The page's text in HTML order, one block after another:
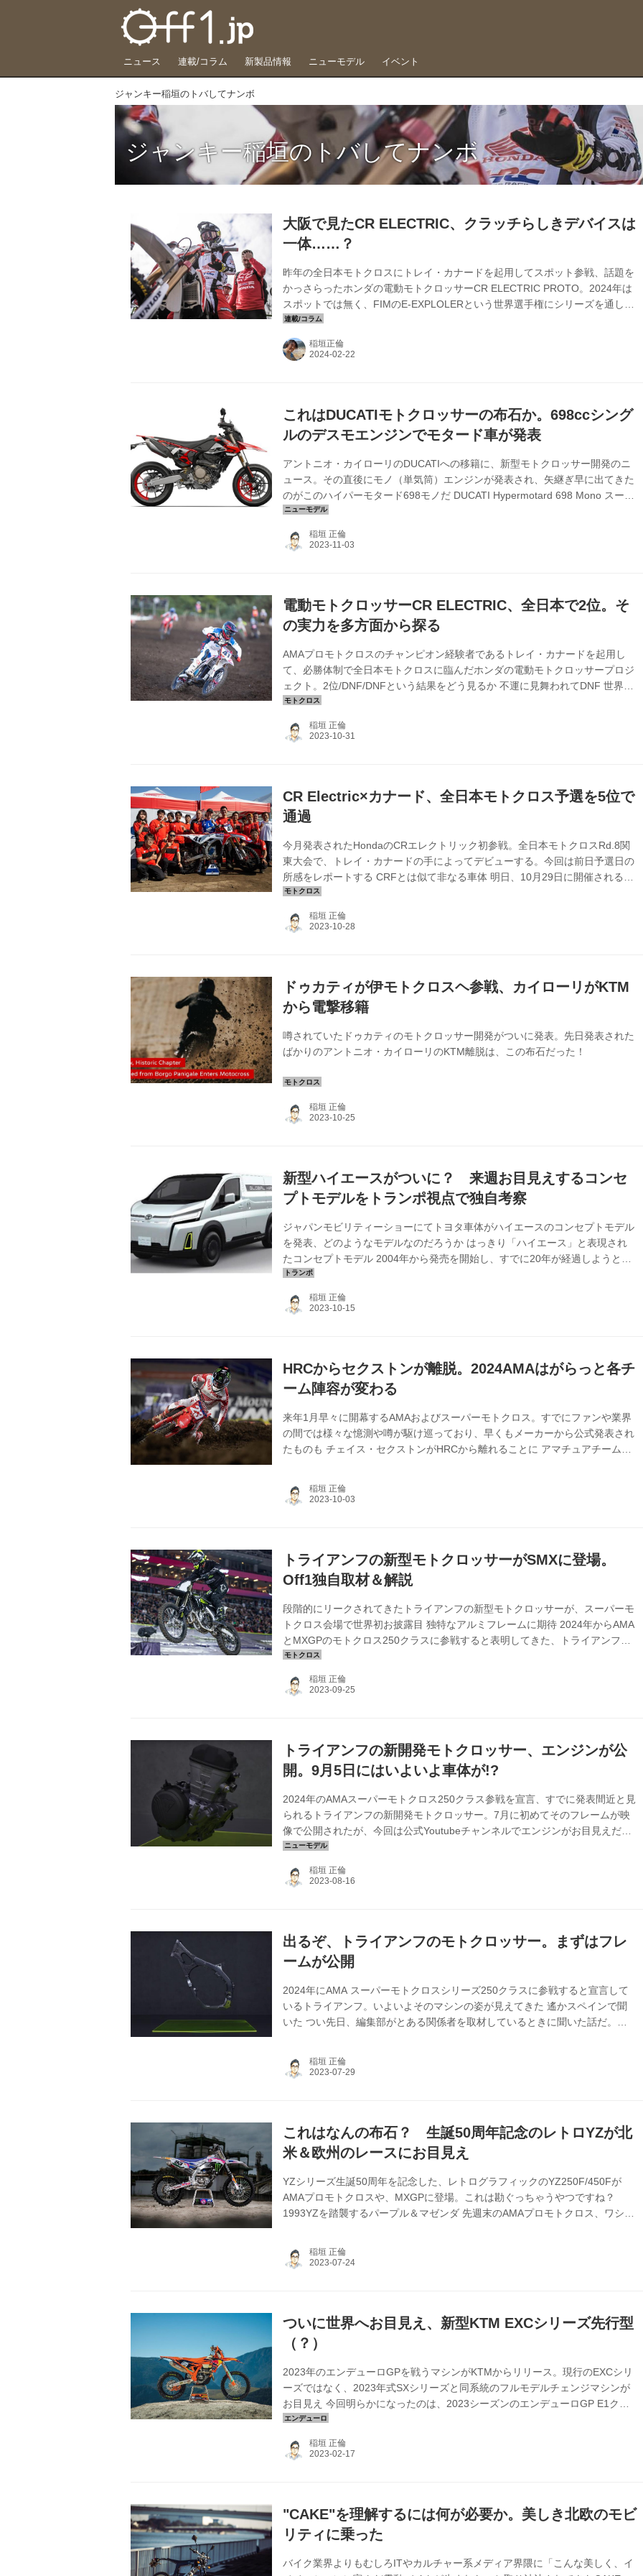
ニュース 連載/コラム 新製品情報 ニューモデル イベント
ジャンキー稲垣のトバしてナンボ
ジャンキー稲垣のトバしてナンボ
大阪で見たCR ELECTRIC、クラッチらしきデバイスは
一体……？
昨年の全日本モトクロスにトレイ・カナードを起用してスポット参戦、話題を
かっさらったホンダの電動モトクロッサーCR ELECTRIC PROTO。2024年は
スポットでは無く、FIMのE-EXPLOLERという世界選手権にシリーズを通して
挑戦し、開発を進めるという 進化を続けるCR Electric Proto、今回の目玉はク
ラッチだ テストトラックでの試走を終えて、実際の競技でのテスト段階へ入
ったCR Electric Proto。昨年の全日本モトクロス選手権第8戦にトレイ・カナ
稲垣正倫
これはDUCATIモトクロッサーの布石か。698ccシング
ルのデスモエンジンでモタード車が発表
アントニオ・カイローリのDUCATIへの移籍に、新型モトクロッサー開発のニ
ュース。その直後にモノ（単気筒）エンジンが発表され、矢継ぎ早に出てきた
のがこのハイパーモタード698モノだ DUCATI Hypermotard 698 Mono スーパ
ーモノの登場 ドゥカティから爽快なPVとともに単気筒のハイパーモタードの
イン スーパークアドロ・エンジンを1シリンダーに仕立て直したようなスーパ
稲垣 正倫
電動モトクロッサーCR ELECTRIC、全日本で2位。そ
の実力を多方面から探る
AMAプロモトクロスのチャンピオン経験者であるトレイ・カナードを起用し
て、必勝体制で全日本モトクロスに臨んだホンダの電動モトクロッサープロジ
ェクト。2位/DNF/DNFという結果をどう見るか 不運に見舞われてDNF 世界的
にも初めての試みであった電動モトクロッサーCR ELECTRICの公式戦デビュ
れほど短期間でCR ELECTRIC PROTOを競技用に準備してくれた開発チーム
稲垣 正倫
CR Electric×カナード、全日本モトクロス予選を5位で
通過
今月発表されたHondaのCRエレクトリック初参戦。全日本モトクロスRd.8関
東大会で、トレイ・カナードの手によってデビューする。今回は前日予選日の
所感をレポートする CRFとは似て非なる車体 明日、10月29日に開催される全
日本モトクロスRd.8関東大会にて、電動モトクロッサーのHonda CRエレクト
は最高峰のIA1だ。この布陣、技術をお披露目するというよりは、電動という
稲垣 正倫
ドゥカティが伊モトクロスヘ参戦、カイローリがKTM
から電撃移籍
噂されていたドゥカティのモトクロッサー開発がついに発表。先日発表された
ばかりのアントニオ・カイローリのKTM離脱は、この布石だった！
稲垣 正倫
新型ハイエースがついに？ 来週お目見えするコンセ
プトモデルをトランポ視点で独自考察
ジャパンモビリティーショーにてトヨタ車体がハイエースのコンセプトモデル
を発表、どのようなモデルなのだろうか はっきり「ハイエース」と表現され
たコンセプトモデル 2004年から発売を開始し、すでに20年が経過しようとし
ているハイエース200系。その後継モデルは何度も噂にのぼり、近年ではアジ
販売される次第となっている。 10月26日から開催されるジャパンモビリティ
稲垣 正倫
HRCからセクストンが離脱。2024AMAはがらっと各チ
ーム陣容が変わる
来年1月早々に開幕するAMAおよびスーパーモトクロス。すでにファンや業界
の間では様々な憶測や噂が駆け巡っており、早くもメーカーから公式発表され
たものも チェイス・セクストンがHRCから離れることに アマチュアチームの
Chase Sexton(@chasesexton)がシェアした投稿 シリーズを通して一度も1位
稲垣 正倫
トライアンフの新型モトクロッサーがSMXに登場。
Off1独自取材＆解説
段階的にリークされてきたトライアンフの新型モトクロッサーが、スーパーモ
トクロス会場で世界初お披露目 独特なアルミフレームに期待 2024年からAMA
とMXGPのモトクロス250クラスに参戦すると表明してきた、トライアンフ。
市販車のみ参戦が許されるAMAに出るからには、今年中の発売が必須になるだ
る……と様々な憶測を呼んでいる新型モトクロッサー。 出るぞ、トライアン
稲垣 正倫
トライアンフの新開発モトクロッサー、エンジンが公
開。9月5日にはいよいよ車体が!?
2024年のAMAスーパーモトクロス250クラス参戦を宣言、すでに発表間近と見
られるトライアンフの新開発モトクロッサー。7月に初めてそのフレームが映
像で公開されたが、今回は公式Youtubeチャンネルでエンジンがお目見えだ。
早速Off1独自の考察を交えてみたい
稲垣 正倫
出るぞ、トライアンフのモトクロッサー。まずはフレ
ームが公開
2024年にAMA スーパーモトクロスシリーズ250クラスに参戦すると宣言して
いるトライアンフ。いよいよそのマシンの姿が見えてきた 遙かスペインで聞
いた つい先日、編集部がとある関係者を取材しているときに聞いた話だ。ト
時期で、トライアンフブランドのオフロードラインそのものが存在していなか
稲垣 正倫
これはなんの布石？ 生誕50周年記念のレトロYZが北
米＆欧州のレースにお目見え
YZシリーズ生誕50周年を記念した、レトログラフィックのYZ250F/450Fが
AMAプロモトクロスや、MXGPに登場。これは勘ぐっちゃうやつですね？
1993YZを踏襲するパープル＆マゼンダ 先週末のAMAプロモトクロス、ワシュ
レーションされたYZ250Fだ。この日のAMAプロモトクロスでは、ヤマハのト
稲垣 正倫
ついに世界へお目見え、新型KTM EXCシリーズ先行型
（？）
2023年のエンデューロGPを戦うマシンがKTMからリリース。現行のEXCシリ
ーズではなく、2023年式SXシリーズと同系統のフルモデルチェンジマシンが
お目見え 今回明らかになったのは、2023シーズンのエンデューロGP E1クラ
スを走るジョセップ・ガルシアの250EXC-F。173cm/65kgという小柄な身長/
いただいてもわかるとおり。 通常KTMではモトクロスシリーズのモデルチェ
稲垣 正倫
"CAKE"を理解するには何が必要か。美しき北欧のモビ
リティに乗った
バイク業界よりもむしろITやカルチャー系メディア界隈に「こんな美しく、イ